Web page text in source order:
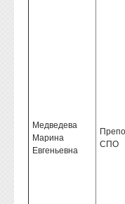
Медведева
Марина
Евгеньевна
СПО